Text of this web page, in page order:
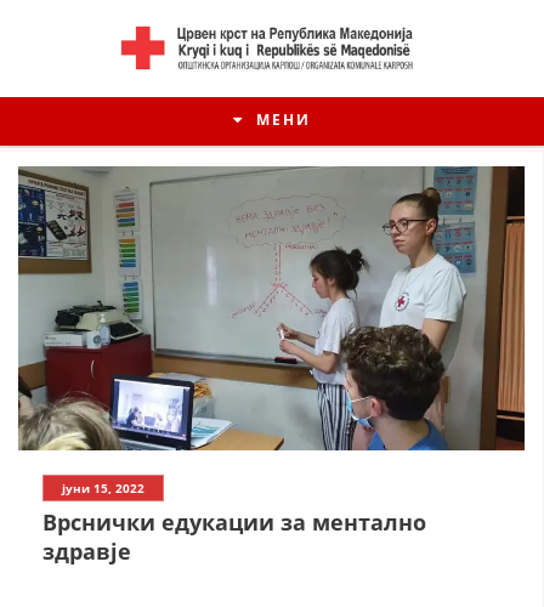
МЕНИ
јуни 15, 2022
Врснички едукации за ментално
здравје